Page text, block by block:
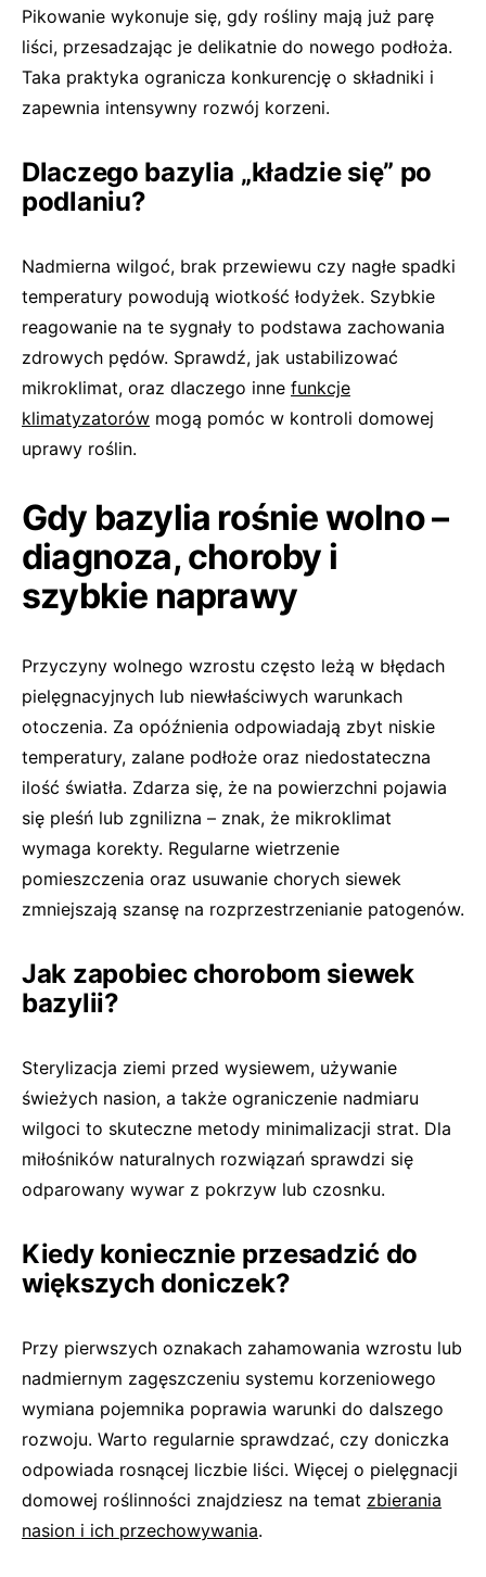
Pikowanie wykonuje się, gdy rośliny mają już parę
liści, przesadzając je delikatnie do nowego podłoża.
Taka praktyka ogranicza konkurencję o składniki i
zapewnia intensywny rozwój korzeni.
Dlaczego bazylia „kładzie się” po
podlaniu?
Nadmierna wilgoć, brak przewiewu czy nagłe spadki
temperatury powodują wiotkość łodyżek. Szybkie
reagowanie na te sygnały to podstawa zachowania
zdrowych pędów. Sprawdź, jak ustabilizować
mikroklimat, oraz dlaczego inne funkcje
klimatyzatorów mogą pomóc w kontroli domowej
uprawy roślin.
Gdy bazylia rośnie wolno –
diagnoza, choroby i
szybkie naprawy
Przyczyny wolnego wzrostu często leżą w błędach
pielęgnacyjnych lub niewłaściwych warunkach
otoczenia. Za opóźnienia odpowiadają zbyt niskie
temperatury, zalane podłoże oraz niedostateczna
ilość światła. Zdarza się, że na powierzchni pojawia
się pleśń lub zgnilizna – znak, że mikroklimat
wymaga korekty. Regularne wietrzenie
pomieszczenia oraz usuwanie chorych siewek
zmniejszają szansę na rozprzestrzenianie patogenów.
Jak zapobiec chorobom siewek
bazylii?
Sterylizacja ziemi przed wysiewem, używanie
świeżych nasion, a także ograniczenie nadmiaru
wilgoci to skuteczne metody minimalizacji strat. Dla
miłośników naturalnych rozwiązań sprawdzi się
odparowany wywar z pokrzyw lub czosnku.
Kiedy koniecznie przesadzić do
większych doniczek?
Przy pierwszych oznakach zahamowania wzrostu lub
nadmiernym zagęszczeniu systemu korzeniowego
wymiana pojemnika poprawia warunki do dalszego
rozwoju. Warto regularnie sprawdzać, czy doniczka
odpowiada rosnącej liczbie liści. Więcej o pielęgnacji
domowej roślinności znajdziesz na temat zbierania
nasion i ich przechowywania.